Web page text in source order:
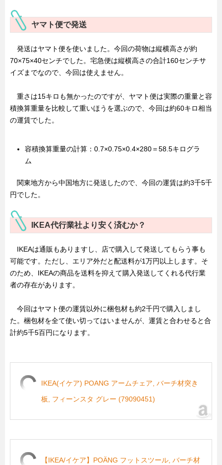
ヤマト便で発送
発送はヤマト便を使いました。今回の荷物は縦横高さが約
70×75×40センチでした。宅急便は縦横高さの合計160センチサ
イズまでなので、今回は使えません。
重さは15キロも無かったのですが、ヤマト便は実際の重量と容
積換算重量を比較して重いほうを選ぶので、今回は約60キロ相当
の運賃でした。
容積換算重量の計算：0.7×0.75×0.4×280＝58.5キログラ
ム
関東地方から中国地方に発送したので、今回の運賃は約3千5千
円でした。
IKEA代行業社より安く済むか？
IKEAは通販もありますし、店で購入して発送してもらう事も
可能です。ただし、エリア外だと配送料が1万円以上します。そ
のため、IKEAの商品を送料を抑えて購入発送してくれる代行業
者の存在があります。
今回はヤマト便の運賃以外に梱包材も約2千円で購入しまし
た。梱包材を全て使い切ってはいませんが、運賃と合わせると合
計約5千5百円になります。
IKEA(イケア) POANG アームチェア, バーチ材突き
板, フィーンスタ グレー (79090451)
【IKEA/イケア】POÄNG フットスツール, バーチ材